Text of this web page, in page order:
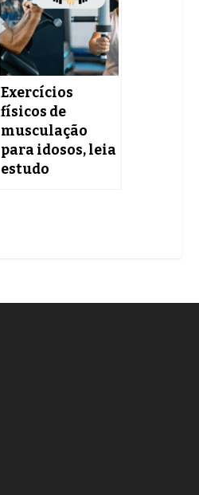
Exercícios
físicos de
musculação
para idosos, leia
estudo